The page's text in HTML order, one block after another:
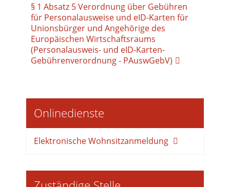
§ 1 Absatz 5 Verordnung über Gebühren
für Personalausweise und eID-Karten für
Unionsbürger und Angehörige des
Europäischen Wirtschaftsraums
(Personalausweis- und eID-Karten-
Gebührenverordnung - PAuswGebV)
Onlinedienste
Elektronische Wohnsitzanmeldung